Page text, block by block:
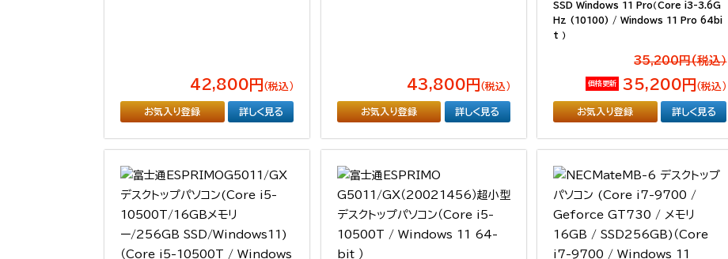
42,800円 （税込）
お気入り登録 詳しく見る
43,800円 （税込）
お気入り登録 詳しく見る
SSD Windows 11 Pro（Core i3-3.6G
Hz (10100) / Windows 11 Pro 64bi
t ）
35,200円(税込）
価格更新 35,200円 （税込）
お気入り登録 詳しく見る